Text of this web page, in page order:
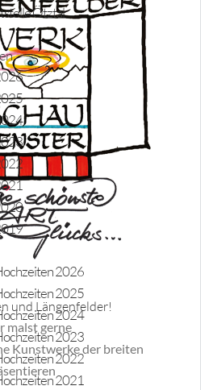
Ötztal
2026
2025
2024
2023
2022
2021
und Längenfelder!
malst gerne
Kunstwerke der breiten